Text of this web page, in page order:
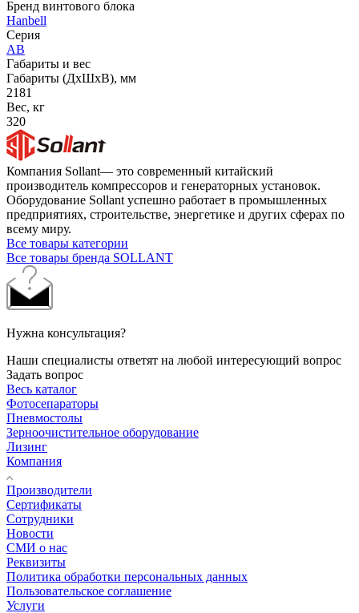
Бренд винтового блока
Hanbell
Серия
AB
Габариты и вес
Габариты (ДхШхВ), мм
2181
Вес, кг
320
Компания Sollant— это современный китайский
производитель компрессоров и генераторных установок.
Оборудование Sollant успешно работает в промышленных
предприятиях, строительстве, энергетике и других сферах по
всему миру.
Все товары категории
Все товары бренда SOLLANT
Нужна консультация?
Наши специалисты ответят на любой интересующий вопрос
Задать вопрос
Весь каталог
Фотосепараторы
Пневмостолы
Зерноочистительное оборудование
Лизинг
Компания
Производители
Сертификаты
Сотрудники
Новости
СМИ о нас
Реквизиты
Политика обработки персональных данных
Пользовательское соглашение
Услуги